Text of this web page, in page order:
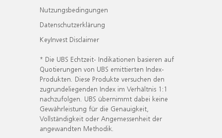
Nutzungsbedingungen
Datenschutzerklärung
KeyInvest Disclaimer
* Die UBS Echtzeit- Indikationen basieren auf
Quotierungen von UBS emittierten Index-
Produkten. Diese Produkte versuchen den
zugrundeliegenden Index im Verhältnis 1:1
nachzufolgen. UBS übernimmt dabei keine
Gewährleistung für die Genauigkeit,
Vollständigkeit oder Angemessenheit der
angewandten Methodik.